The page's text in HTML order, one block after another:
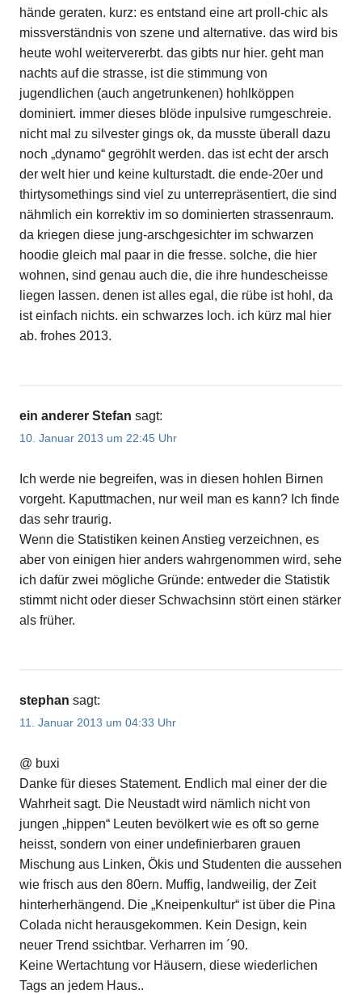
hände geraten. kurz: es entstand eine art proll-chic als
missverständnis von szene und alternative. das wird bis
heute wohl weitervererbt. das gibts nur hier. geht man
nachts auf die strasse, ist die stimmung von
jugendlichen (auch angetrunkenen) hohlköppen
dominiert. immer dieses blöde inpulsive rumgeschreie.
nicht mal zu silvester gings ok, da musste überall dazu
noch „dynamo“ gegröhlt werden. das ist echt der arsch
der welt hier und keine kulturstadt. die ende-20er und
thirtysomethings sind viel zu unterrepräsentiert, die sind
nähmlich ein korrektiv im so dominierten strassenraum.
da kriegen diese jung-arschgesichter im schwarzen
hoodie gleich mal paar in die fresse. solche, die hier
wohnen, sind genau auch die, die ihre hundescheisse
liegen lassen. denen ist alles egal, die rübe ist hohl, da
ist einfach nichts. ein schwarzes loch. ich kürz mal hier
ab. frohes 2013.
ein anderer Stefan sagt:
10. Januar 2013 um 22:45 Uhr
Ich werde nie begreifen, was in diesen hohlen Birnen
vorgeht. Kaputtmachen, nur weil man es kann? Ich finde
das sehr traurig.
Wenn die Statistiken keinen Anstieg verzeichnen, es
aber von einigen hier anders wahrgenommen wird, sehe
ich dafür zwei mögliche Gründe: entweder die Statistik
stimmt nicht oder dieser Schwachsinn stört einen stärker
als früher.
stephan sagt:
11. Januar 2013 um 04:33 Uhr
@ buxi
Danke für dieses Statement. Endlich mal einer der die
Wahrheit sagt. Die Neustadt wird nämlich nicht von
jungen „hippen“ Leuten bevölkert wie es oft so gerne
heisst, sondern von einer undefinierbaren grauen
Mischung aus Linken, Ökis und Studenten die aussehen
wie frisch aus den 80ern. Muffig, landweilig, der Zeit
hinterherhängend. Die „Kneipenkultur“ ist über die Pina
Colada nicht herausgekommen. Kein Design, kein
neuer Trend ssichtbar. Verharren im ´90.
Keine Wertachtung vor Häusern, diese wiederlichen
Tags an jedem Haus..